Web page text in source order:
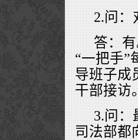
2.问：
答：
“一把手”
导班子成
干部接访
3.问：
司法部都